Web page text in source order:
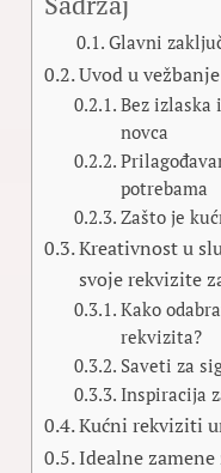
Glavni
Uvod u
Bez izlaska
novca
potrebama
Zašto je
Kreativnost u
svoje rekvizite
Kako
rekvizita?
Saveti za
Inspiracija
Kućni rekviziti
Idealne